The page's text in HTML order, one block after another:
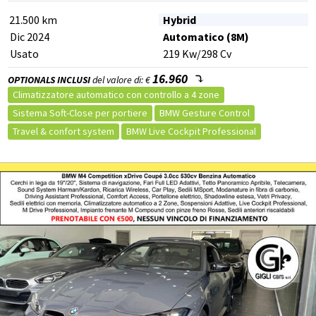
21.500 km
Hybrid
Dic 2024
Automatico (8M)
Usato
219 Kw/298 Cv
OPTIONALS INCLUSIdel valore di: €16.960
Climatizzatore automatico con controllo a 4 zone
Sistema Soft-Close per portiere
BMW Gesture Control
Travel & confort system
BMW Live Cockpit Professional
Modanatura in nero lucido 'Piano Black' BMW Individual
Impianto audio Harman Kardon
Interni in pelle sintetica Sensafin con cuciture Black
Innovation package
Pacchetto porta-oggetti bagagliaio
Travel package
Parking Assistant Professional
Tetto panoramico scorrevole/inclinabile ad azionamento elettrico
Brooklyn Grey metallic
Vetri posteriori laterali e lunotto oscurati
Cerchi in lega da 22" a doppie razze Jet Black, styling 742 M